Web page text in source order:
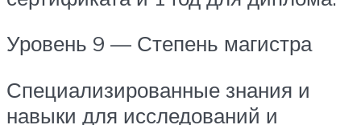
Уровень 9 — Степень магистра
Специализированные знания и
навыки для исследований и